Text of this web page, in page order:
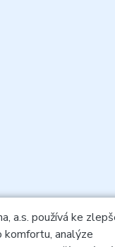
a.s. používá ke
komfortu, analýze